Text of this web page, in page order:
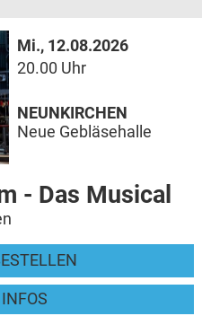
Mi., 12.08.2026
20.00 Uhr
- Das Musical
NEUNKIRCHEN
Neue Gebläsehalle